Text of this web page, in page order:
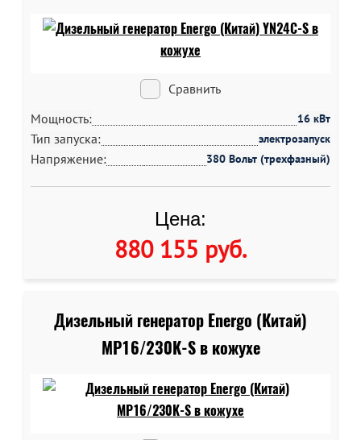
Сравнить
Мощность:
16 кВт
Тип запуска: электрозапуск
Напряжение: 380 Вольт (трехфазный)
Цена:
880 155 руб.
Дизельный генератор Energo (Китай)
MP16/230K-S в кожухе